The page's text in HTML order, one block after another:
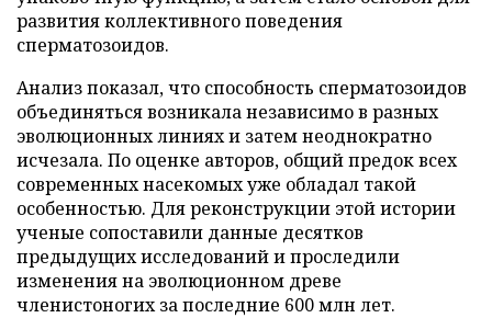
развития коллективного поведения
сперматозоидов.
Анализ показал, что способность сперматозоидов
объединяться возникала независимо в разных
эволюционных линиях и затем неоднократно
исчезала. По оценке авторов, общий предок всех
современных насекомых уже обладал такой
особенностью. Для реконструкции этой истории
ученые сопоставили данные десятков
предыдущих исследований и проследили
изменения на эволюционном древе
членистоногих за последние 600 млн лет.